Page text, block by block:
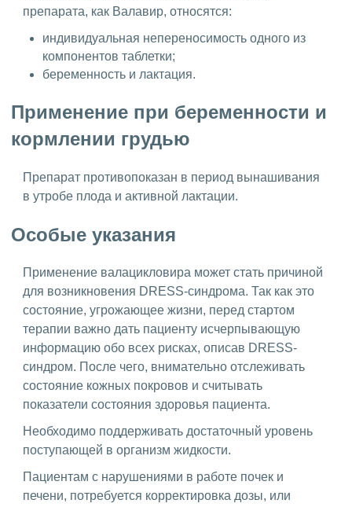
препарата, как Валавир, относятся:
индивидуальная непереносимость одного из
компонентов таблетки;
беременность и лактация.
Применение при беременности и
кормлении грудью
Препарат противопоказан в период вынашивания
в утробе плода и активной лактации.
Особые указания
Применение валацикловира может стать причиной
для возникновения DRESS-синдрома. Так как это
состояние, угрожающее жизни, перед стартом
терапии важно дать пациенту исчерпывающую
информацию обо всех рисках, описав DRESS-
синдром. После чего, внимательно отслеживать
состояние кожных покровов и считывать
показатели состояния здоровья пациента.
Необходимо поддерживать достаточный уровень
поступающей в организм жидкости.
Пациентам с нарушениями в работе почек и
печени, потребуется корректировка дозы, или